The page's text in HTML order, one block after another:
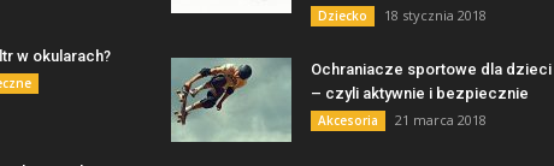
w okularach?
Dziecko 18 stycznia 2018
Ochraniacze sportowe dla dzieci
– czyli aktywnie i bezpiecznie
Akcesoria 21 marca 2018